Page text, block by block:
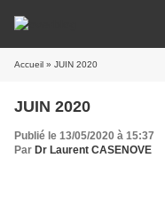
Accueil » JUIN 2020
JUIN 2020
Publié le 13/05/2020 à 15:37
Par Dr Laurent CASENOVE